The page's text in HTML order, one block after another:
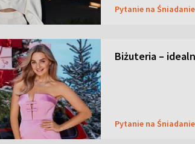
Pytanie na Śniadanie
Biżuteria –
Pytanie na Śniadanie